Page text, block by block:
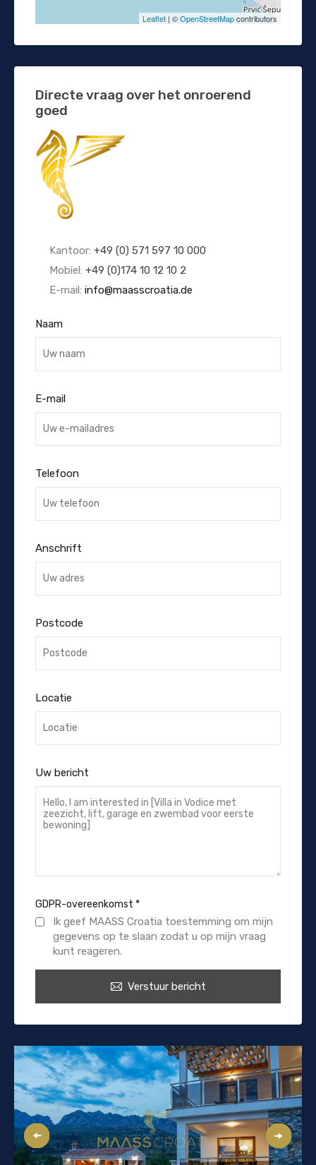
Leaflet | ©OpenStreetMapcontributors
Directe vraag over het onroerend
goed
Kantoor: +49 (0) 571 597 10 000
Mobiel: +49 (0)174 10 12 10 2
E-mail: info@maasscroatia.de
Naam
E-mail
Telefoon
Anschrift
Postcode
Locatie
Uw bericht
GDPR-overeenkomst *
Ik geef MAASS Croatia toestemming om mijn
gegevens op te slaan zodat u op mijn vraag
kunt reageren.
Verstuur bericht